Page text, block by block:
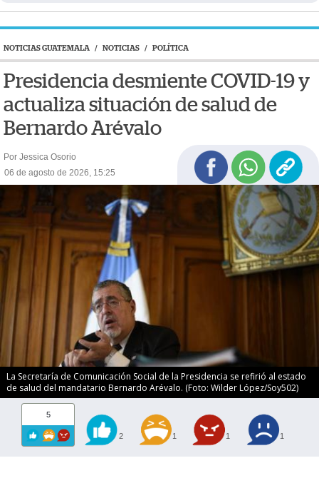
NOTICIAS GUATEMALA / NOTICIAS / POLÍTICA
Presidencia desmiente COVID-19 y
actualiza situación de salud de
Bernardo Arévalo
Por Jessica Osorio
06 de agosto de 2026, 15:25
La Secretaría de Comunicación Social de la Presidencia se refirió al estado
de salud del mandatario Bernardo Arévalo. (Foto: Wilder López/Soy502)
5
2 1 1 1